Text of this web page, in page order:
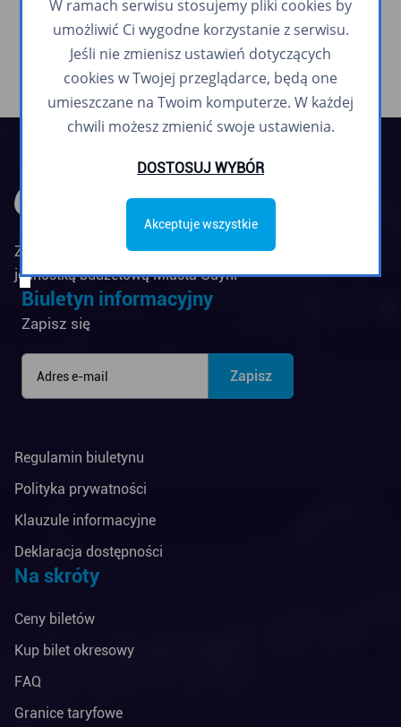
monitoring monitor wewnętrzny
Zarząd Komunikacji Miejskiej w Gdyni jest
jednostką budżetową Miasta Gdyni
Biuletyn informacyjny
Zapisz się
Regulamin biuletynu
Polityka prywatności
Klauzule informacyjne
Deklaracja dostępności
Na skróty
Ceny biletów
Kup bilet okresowy
FAQ
Granice taryfowe
W ramach serwisu stosujemy pliki cookies by
umożliwić Ci wygodne korzystanie z serwisu.
Jeśli nie zmienisz ustawień dotyczących
cookies w Twojej przeglądarce, będą one
umieszczane na Twoim komputerze. W każdej
chwili możesz zmienić swoje ustawienia.
DOSTOSUJ WYBÓR
Akceptuje wszystkie